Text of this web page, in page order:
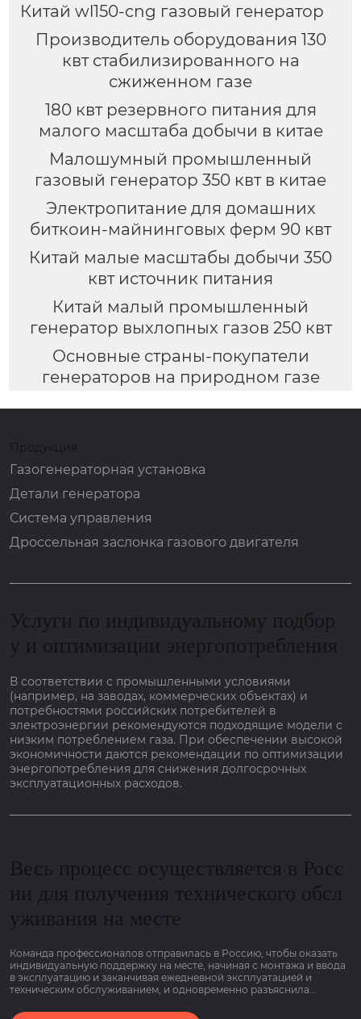
Китай wl150-cng газовый генератор
Производитель оборудования 130
квт стабилизированного на
сжиженном газе
180 квт резервного питания для
малого масштаба добычи в китае
Малошумный промышленный
газовый генератор 350 квт в китае
Электропитание для домашних
биткоин-майнинговых ферм 90 квт
Китай малые масштабы добычи 350
квт источник питания
Китай малый промышленный
генератор выхлопных газов 250 квт
Основные страны-покупатели
генераторов на природном газе
Продукция
Газогенераторная установка
Детали генератора
Система управления
Дроссельная заслонка газового двигателя
Услуги по индивидуальному подбор
у и оптимизации энергопотребления
В соответствии с промышленными условиями
(например, на заводах, коммерческих объектах) и
потребностями российских потребителей в
электроэнергии рекомендуются подходящие модели с
низким потреблением газа. При обеспечении высокой
экономичности даются рекомендации по оптимизации
энергопотребления для снижения долгосрочных
эксплуатационных расходов.
Весь процесс осуществляется в Росс
ии для получения технического обсл
уживания на месте
Команда профессионалов отправилась в Россию, чтобы оказать
индивидуальную поддержку на месте, начиная с монтажа и ввода
в эксплуатацию и заканчивая ежедневной эксплуатацией и
техническим обслуживанием, и одновременно разъяснила
потреблением газа и гарантией сроком на 2 года, чтобы клиенты